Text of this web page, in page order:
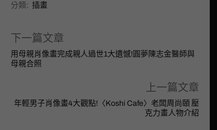
分類: 插畫
下一篇文章
用母親肖像畫完成親人過世1大遺憾!圓夢陳志金醫師與
母親合照
上一篇文章
年輕男子肖像畫4大觀點!〈Koshi Cafe〉老闆周尚頣 壓
克力畫人物介紹